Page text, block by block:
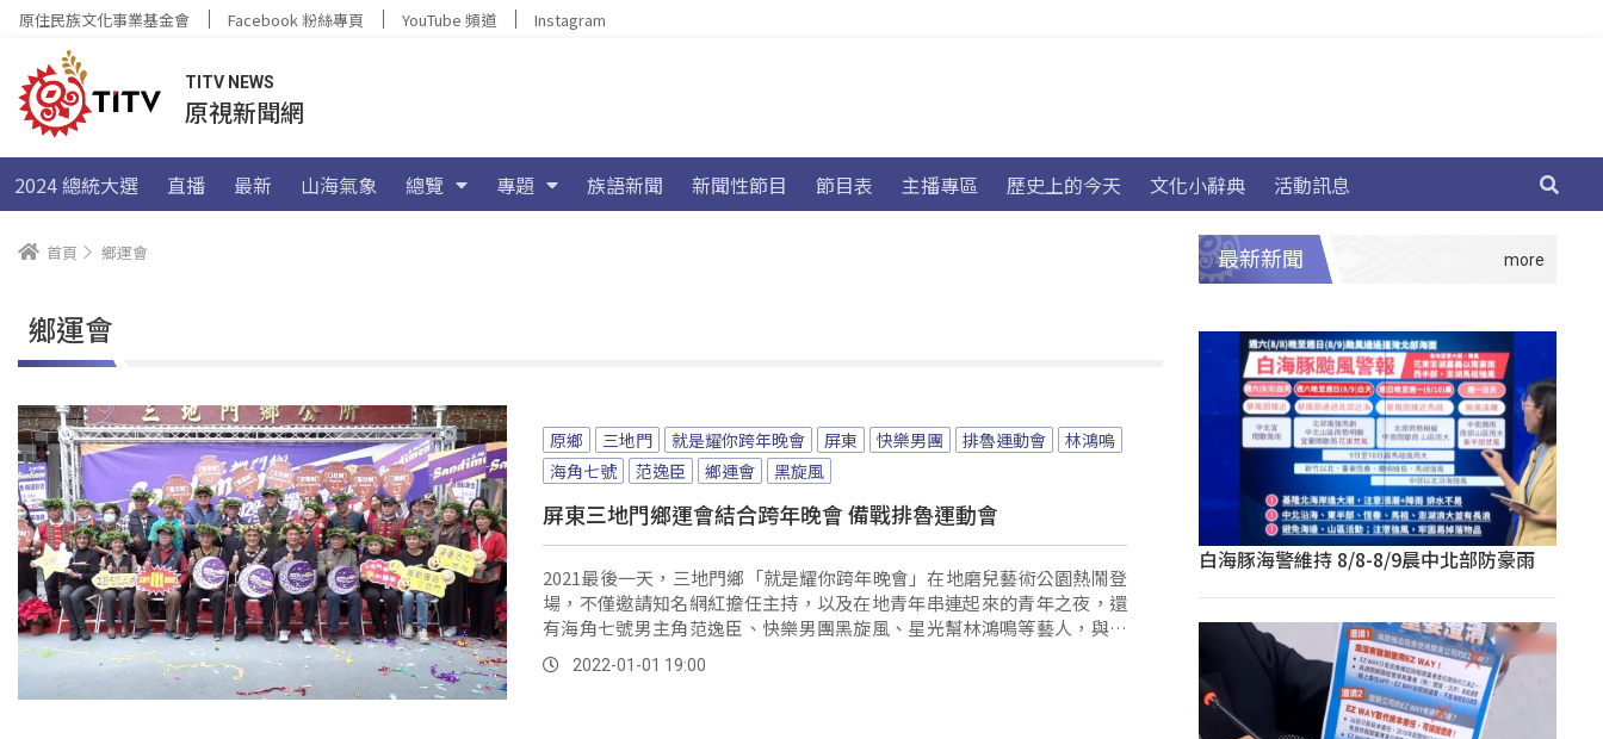
原住民族文化事業基金會 Facebook 粉絲專頁 YouTube 頻道 Instagram
TITV NEWS
原視新聞網
2024 總統大選 直播 最新 山海氣象 總覽 專題 族語新聞 新聞性節目 節目表 主播專區 歷史上的今天 文化小辭典 活動訊息
首頁 鄉運會
鄉運會
原鄉 三地門 就是耀你跨年晚會 屏東 快樂男團 排魯運動會
林鴻嗚
海角七號
范逸臣 鄉運會 黑旋風
屏東三地門鄉運會結合跨年晚會 備戰排魯運動會
2021最後一天，三地門鄉「就是耀你跨年晚會」在地磨兒藝術公園熱鬧登
場，不僅邀請知名網紅擔任主持，以及在地青年串連起來的青年之夜，還
有海角七號男主角范逸臣、快樂男團黑旋風、星光幫林鴻鳴等藝人，與在
地歌手與樂團等，由各部落青年主導設計的音樂饗宴。
2022-01-01 19:00
最新新聞
白海豚海警維持 8/8-8/9晨中北部防豪雨